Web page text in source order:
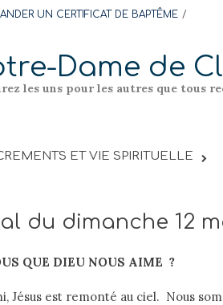
UN CERTIFICAT DE BAPTÊME
Dame de
les uns pour les autres que tous
ET VIE SPIRITUELLE
du dimanche 12
QUE DIEU NOUS AIME ?
Jésus est remonté au ciel. Nous